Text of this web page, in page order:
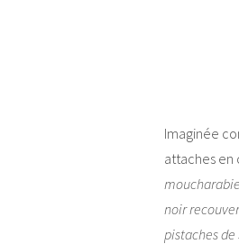
Imaginée
attaches
noir
pistaches